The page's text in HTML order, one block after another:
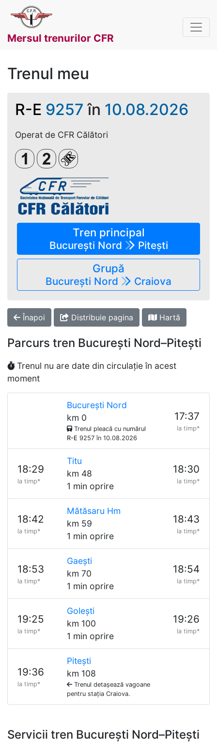
Mersul trenurilor CFR
Trenul meu
R-E 9257 în 10.08.2026
Operat de CFR Călători
Clasa 1Clasa a 2-aLoc rezervat (biletul se emite
Tren principal
București Nord Pitești
Grupă
București Nord Craiova
Înapoi Distribuie pagina Hartă
Parcurs tren București Nord–Pitești
Trenul nu are date din circulație în acest
moment
București Nord
km 0
Trenul pleacă cu numărul
R-E 9257 în 10.08.2026
17:37
la timp*
18:29
la timp*
Titu
km 48
1 min oprire
18:30
la timp*
18:42
la timp*
Mătăsaru Hm
km 59
1 min oprire
18:43
la timp*
18:53
la timp*
Gaești
km 70
1 min oprire
18:54
la timp*
19:25
la timp*
Golești
km 100
1 min oprire
19:26
la timp*
19:36
la timp*
Pitești
km 108
Trenul detașează vagoane
pentru stația Craiova.
Servicii tren București Nord–Pitești